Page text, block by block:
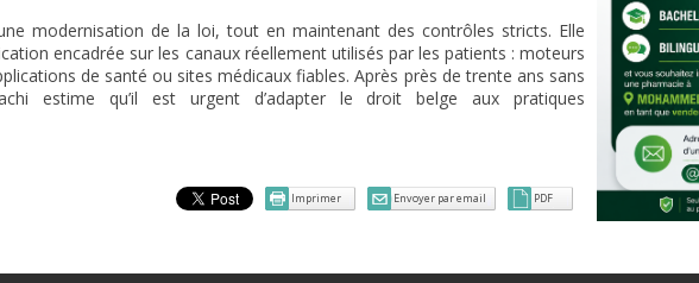
modernisation de la loi, tout en maintenant des contrôles stricts. Elle
encadrée sur les canaux réellement utilisés par les patients : moteurs
de santé ou sites médicaux fiables. Après près de trente ans sans
estime qu’il est urgent d’adapter le droit belge aux pratiques
Imprimer Envoyer par email PDF